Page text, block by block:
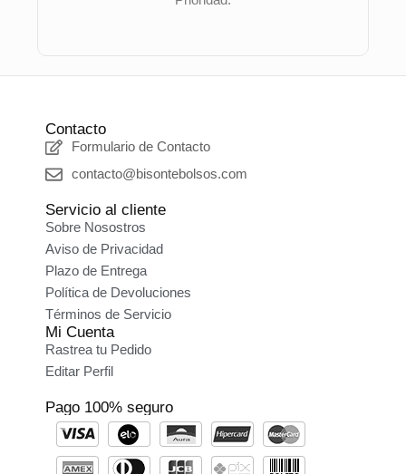
Contacto
Formulario de Contacto
contacto@bisontebolsos.com
Servicio al cliente
Sobre Nosostros
Aviso de Privacidad
Plazo de Entrega
Política de Devoluciones
Términos de Servicio
Mi Cuenta
Rastrea tu Pedido
Editar Perfil
Pago 100% seguro